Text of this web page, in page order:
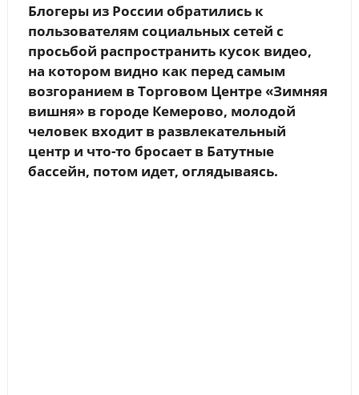
Блогеры из России обратились к
пользователям социальных сетей с
просьбой распространить кусок видео,
на котором видно как перед самым
возгоранием в Торговом Центре «Зимняя
вишня» в городе Кемерово, молодой
человек входит в развлекательный
центр и что-то бросает в Батутные
бассейн, потом идет, оглядываясь.